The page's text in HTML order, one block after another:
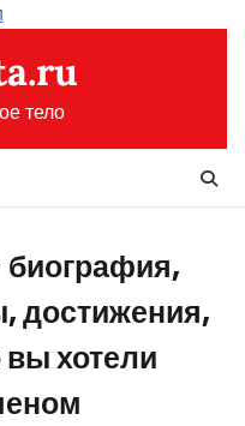
тело
достижения,
хотели